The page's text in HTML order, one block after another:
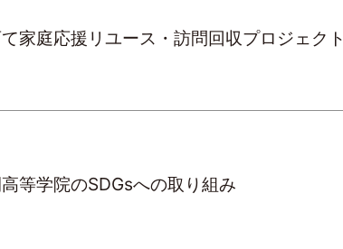
家庭応援リユース・訪問回収プロジェクト
等学院のSDGsへの取り組み